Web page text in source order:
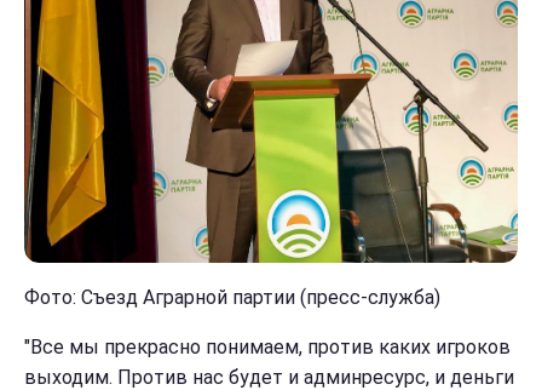
Фото: Съезд Аграрной партии (пресс-служба)
"Все мы прекрасно понимаем, против каких игроков
выходим. Против нас будет и админресурс, и деньги